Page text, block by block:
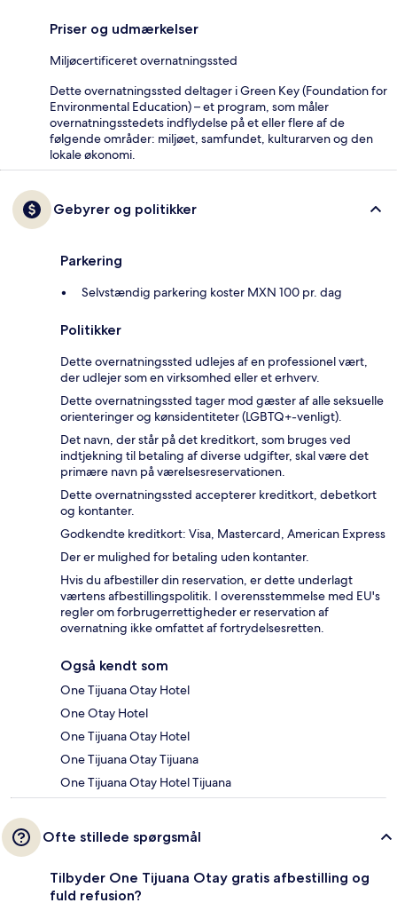
Priser og udmærkelser
Miljøcertificeret overnatningssted
Dette overnatningssted deltager i Green Key (Foundation for
Environmental Education) – et program, som måler
overnatningsstedets indflydelse på et eller flere af de
følgende områder: miljøet, samfundet, kulturarven og den
lokale økonomi.
Gebyrer og politikker
Parkering
Selvstændig parkering koster MXN 100 pr. dag
Politikker
Dette overnatningssted udlejes af en professionel vært,
der udlejer som en virksomhed eller et erhverv.
Dette overnatningssted tager mod gæster af alle seksuelle
orienteringer og kønsidentiteter (LGBTQ+-venligt).
Det navn, der står på det kreditkort, som bruges ved
indtjekning til betaling af diverse udgifter, skal være det
primære navn på værelsesreservationen.
Dette overnatningssted accepterer kreditkort, debetkort
og kontanter.
Godkendte kreditkort: Visa, Mastercard, American Express
Der er mulighed for betaling uden kontanter.
Hvis du afbestiller din reservation, er dette underlagt
værtens afbestillingspolitik. I overensstemmelse med EU's
regler om forbrugerrettigheder er reservation af
overnatning ikke omfattet af fortrydelsesretten.
Også kendt som
One Tijuana Otay Hotel
One Otay Hotel
One Tijuana Otay Hotel
One Tijuana Otay Tijuana
One Tijuana Otay Hotel Tijuana
Ofte stillede spørgsmål
Tilbyder One Tijuana Otay gratis afbestilling og
fuld refusion?